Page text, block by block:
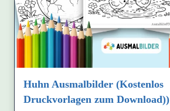
Huhn Ausmalbilder (Kostenlos
Druckvorlagen zum Download))